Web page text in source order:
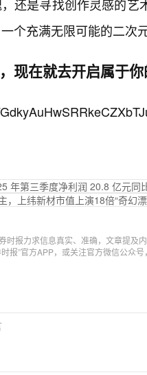
还是寻找创作灵感的
个充满无限可能的二次
现在就去开启属于
年第三季度净利润 20.8 亿元
，上纬新材市值上演18倍“奇幻
时报力求信息真实、准确，文章提及
时报”官方APP，或关注官方微信公众